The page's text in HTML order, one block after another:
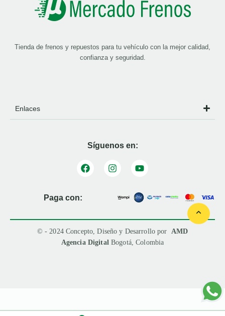
Tienda de frenos y repuestos para tu vehículo con la mejor calidad,
confianza y seguridad.
Enlaces
Síguenos en:
Paga con:
© - 2024 Concepto, Diseño y Desarrollo por AMD
Agencia Digital Bogotá, Colombia